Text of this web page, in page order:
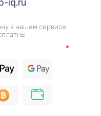
iq.ru
в нашем сервисе